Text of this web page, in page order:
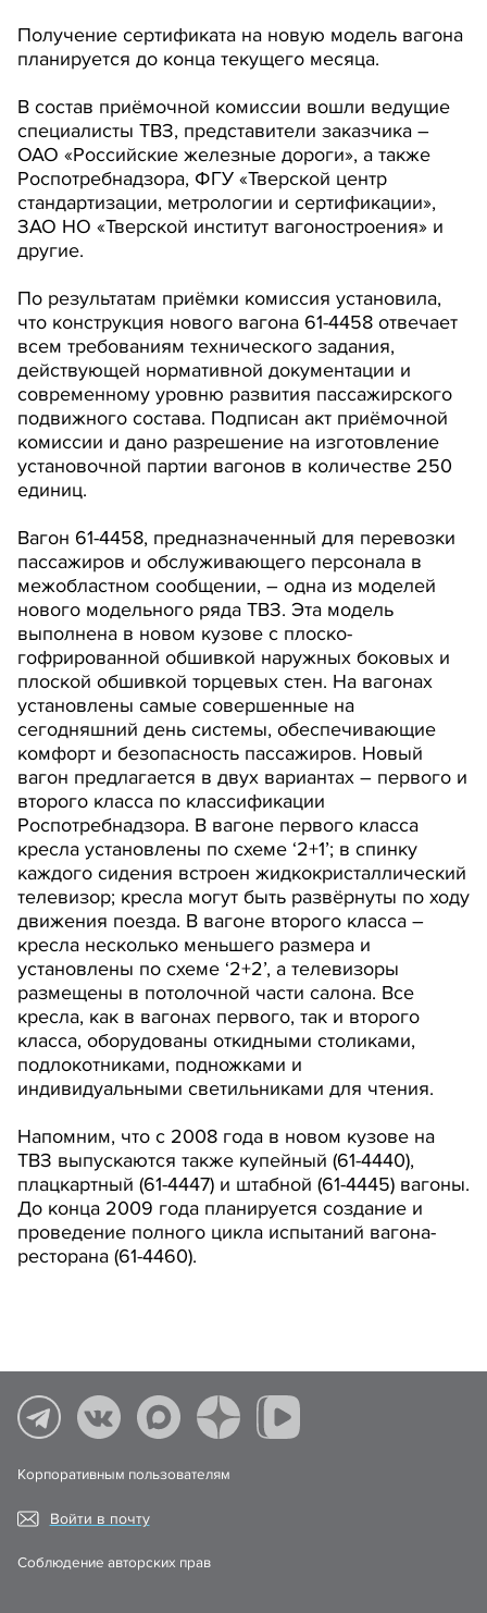
Получение сертификата на новую модель вагона
планируется до конца текущего месяца.
В состав приёмочной комиссии вошли ведущие
специалисты ТВЗ, представители заказчика –
ОАО «Российские железные дороги», а также
Роспотребнадзора, ФГУ «Тверской центр
стандартизации, метрологии и сертификации»,
ЗАО НО «Тверской институт вагоностроения» и
другие.
По результатам приёмки комиссия установила,
что конструкция нового вагона 61-4458 отвечает
всем требованиям технического задания,
действующей нормативной документации и
современному уровню развития пассажирского
подвижного состава. Подписан акт приёмочной
комиссии и дано разрешение на изготовление
установочной партии вагонов в количестве 250
единиц.
Вагон 61-4458, предназначенный для перевозки
пассажиров и обслуживающего персонала в
межобластном сообщении, – одна из моделей
нового модельного ряда ТВЗ. Эта модель
выполнена в новом кузове с плоско-
гофрированной обшивкой наружных боковых и
плоской обшивкой торцевых стен. На вагонах
установлены самые совершенные на
сегодняшний день системы, обеспечивающие
комфорт и безопасность пассажиров. Новый
вагон предлагается в двух вариантах – первого и
второго класса по классификации
Роспотребнадзора. В вагоне первого класса
кресла установлены по схеме ‘2+1’; в спинку
каждого сидения встроен жидкокристаллический
телевизор; кресла могут быть развёрнуты по ходу
движения поезда. В вагоне второго класса –
кресла несколько меньшего размера и
установлены по схеме ‘2+2’, а телевизоры
размещены в потолочной части салона. Все
кресла, как в вагонах первого, так и второго
класса, оборудованы откидными столиками,
подлокотниками, подножками и
индивидуальными светильниками для чтения.
Напомним, что с 2008 года в новом кузове на
ТВЗ выпускаются также купейный (61-4440),
плацкартный (61-4447) и штабной (61-4445) вагоны.
До конца 2009 года планируется создание и
проведение полного цикла испытаний вагона-
ресторана (61-4460).
Корпоративным пользователям
Войти в почту
Соблюдение авторских прав